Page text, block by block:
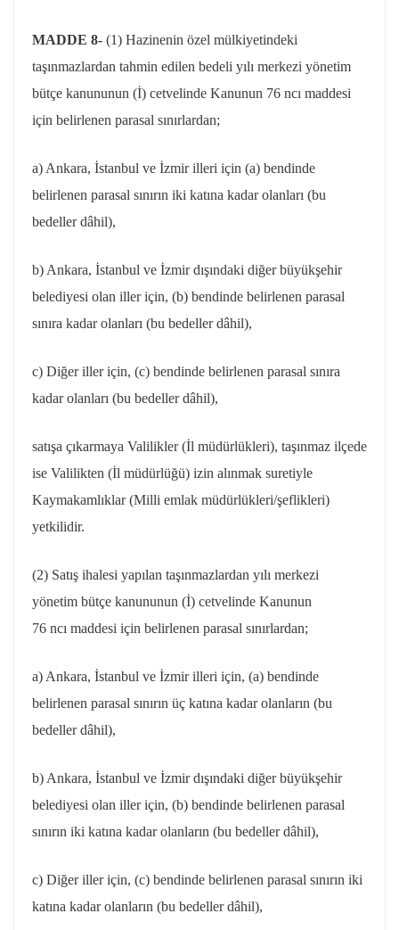
MADDE 8- (1) Hazinenin özel mülkiyetindeki
taşınmazlardan tahmin edilen bedeli yılı merkezi yönetim
bütçe kanununun (İ) cetvelinde Kanunun 76 ncı maddesi
için belirlenen parasal sınırlardan;
a) Ankara, İstanbul ve İzmir illeri için (a) bendinde
belirlenen parasal sınırın iki katına kadar olanları (bu
bedeller dâhil),
b) Ankara, İstanbul ve İzmir dışındaki diğer büyükşehir
belediyesi olan iller için, (b) bendinde belirlenen parasal
sınıra kadar olanları (bu bedeller dâhil),
c) Diğer iller için, (c) bendinde belirlenen parasal sınıra
kadar olanları (bu bedeller dâhil),
satışa çıkarmaya Valilikler (İl müdürlükleri), taşınmaz ilçede
ise Valilikten (İl müdürlüğü) izin alınmak suretiyle
Kaymakamlıklar (Milli emlak müdürlükleri/şeflikleri)
yetkilidir.
(2) Satış ihalesi yapılan taşınmazlardan yılı merkezi
yönetim bütçe kanununun (İ) cetvelinde Kanunun
76 ncı maddesi için belirlenen parasal sınırlardan;
a) Ankara, İstanbul ve İzmir illeri için, (a) bendinde
belirlenen parasal sınırın üç katına kadar olanların (bu
bedeller dâhil),
b) Ankara, İstanbul ve İzmir dışındaki diğer büyükşehir
belediyesi olan iller için, (b) bendinde belirlenen parasal
sınırın iki katına kadar olanların (bu bedeller dâhil),
c) Diğer iller için, (c) bendinde belirlenen parasal sınırın iki
katına kadar olanların (bu bedeller dâhil),